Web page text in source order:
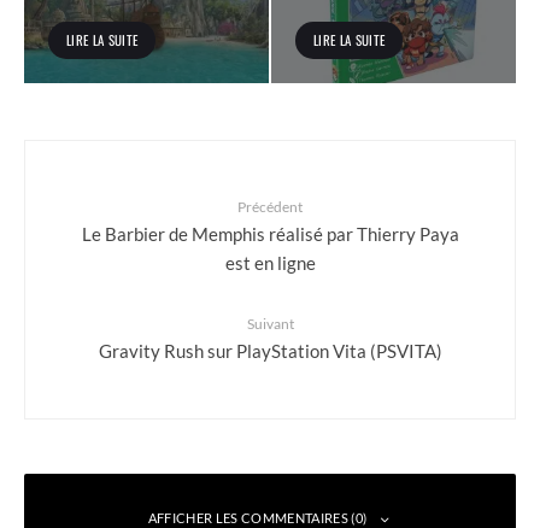
LIRE LA SUITE LIRE LA SUITE
Précédent
Le Barbier de Memphis réalisé par Thierry Paya
est en ligne
Suivant
Gravity Rush sur PlayStation Vita (PSVITA)
AFFICHER LES COMMENTAIRES (0)